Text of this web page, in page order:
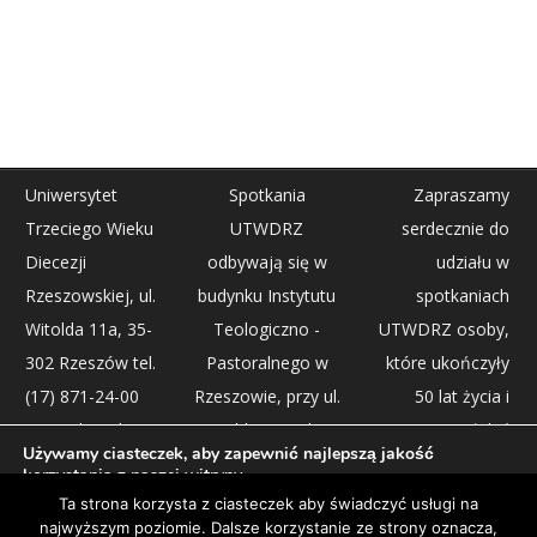
Uniwersytet
Trzeciego Wieku
Diecezji
Rzeszowskiej, ul.
Witolda 11a, 35-
302 Rzeszów tel.
(17) 871-24-00
(centrala) tel. (17)
871-24-03
(sekretariat) fax
(17) 871-24-06
Spotkania
UTWDRZ
odbywają się w
budynku Instytutu
Teologiczno -
Pastoralnego w
Rzeszowie, przy ul.
Witolda 11A, dwa
razy w miesiącu w
sobotę, w
godzinach 9.00-
Zapraszamy
serdecznie do
udziału w
spotkaniach
UTWDRZ osoby,
które ukończyły
50 lat życia i
pragną pogłębić
swą wiedzę z
różnych dziedzin.
Używamy ciasteczek, aby zapewnić najlepszą jakość
korzystania z naszej witryny.
Więcej informacji na temat plików ciasteczka, których
używamy, oraz możliwości ich wyłączenia znajdziesz w
Ta strona korzysta z ciasteczek aby świadczyć usługi na
najwyższym poziomie. Dalsze korzystanie ze strony oznacza,